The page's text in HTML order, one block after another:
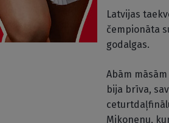
Latvijas
čempionāta
godalgas.
Abām
bija brīva,
Mikonenu,